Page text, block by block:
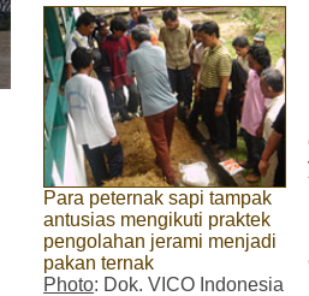
Para peternak sapi tampak
antusias mengikuti praktek
pengolahan jerami menjadi
pakan ternak
Photo: Dok. VICO Indonesia